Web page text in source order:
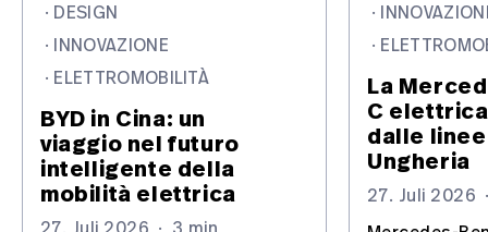
· DESIGN
· INNOVAZIONE
· ELETTROMOBILITÀ
BYD in Cina: un
viaggio nel futuro
intelligente della
mobilità elettrica
·
·
La
C
dalle
Ungheria
27. Juli 2026